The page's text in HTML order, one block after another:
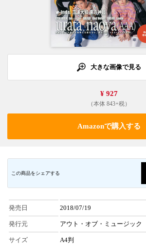
大きな画像で見る
¥ 927
（本体 843+税）
Amazonで購入する
この商品をシェアする
発売日 2018/07/19
発行元 アウト・オブ・ミュージック
サイズ A4判